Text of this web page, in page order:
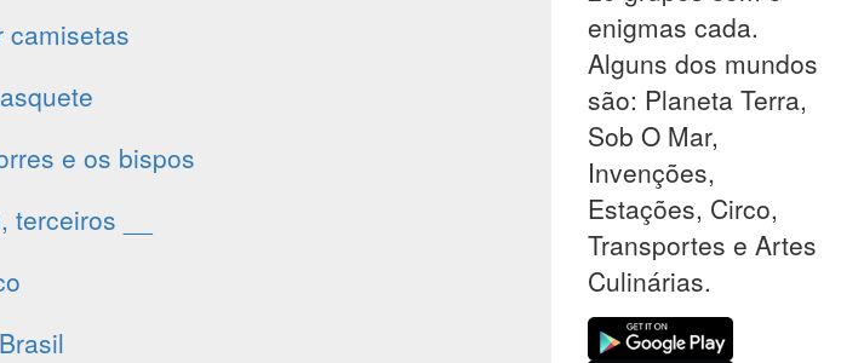
camisetas
e os bispos
__
enigmas cada.
Alguns dos mundos
são: Planeta Terra,
Sob O Mar,
Invenções,
Estações, Circo,
Transportes e Artes
Culinárias.